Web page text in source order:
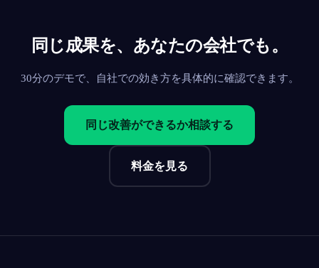
同じ成果を、あなたの会社でも。
30分のデモで、自社での効き方を具体的に確認できます。
同じ改善ができるか相談する
料金を見る